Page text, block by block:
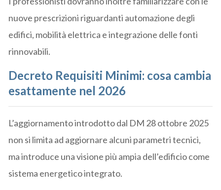
nuove prescrizioni riguardanti automazione degli
edifici, mobilità elettrica e integrazione delle fonti
rinnovabili.
Decreto Requisiti Minimi: cosa cambia
esattamente nel 2026
L’aggiornamento introdotto dal DM 28 ottobre 2025
non si limita ad aggiornare alcuni parametri tecnici,
ma introduce una visione più ampia dell’edificio come
sistema energetico integrato.